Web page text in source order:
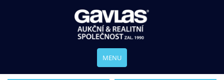
MENU